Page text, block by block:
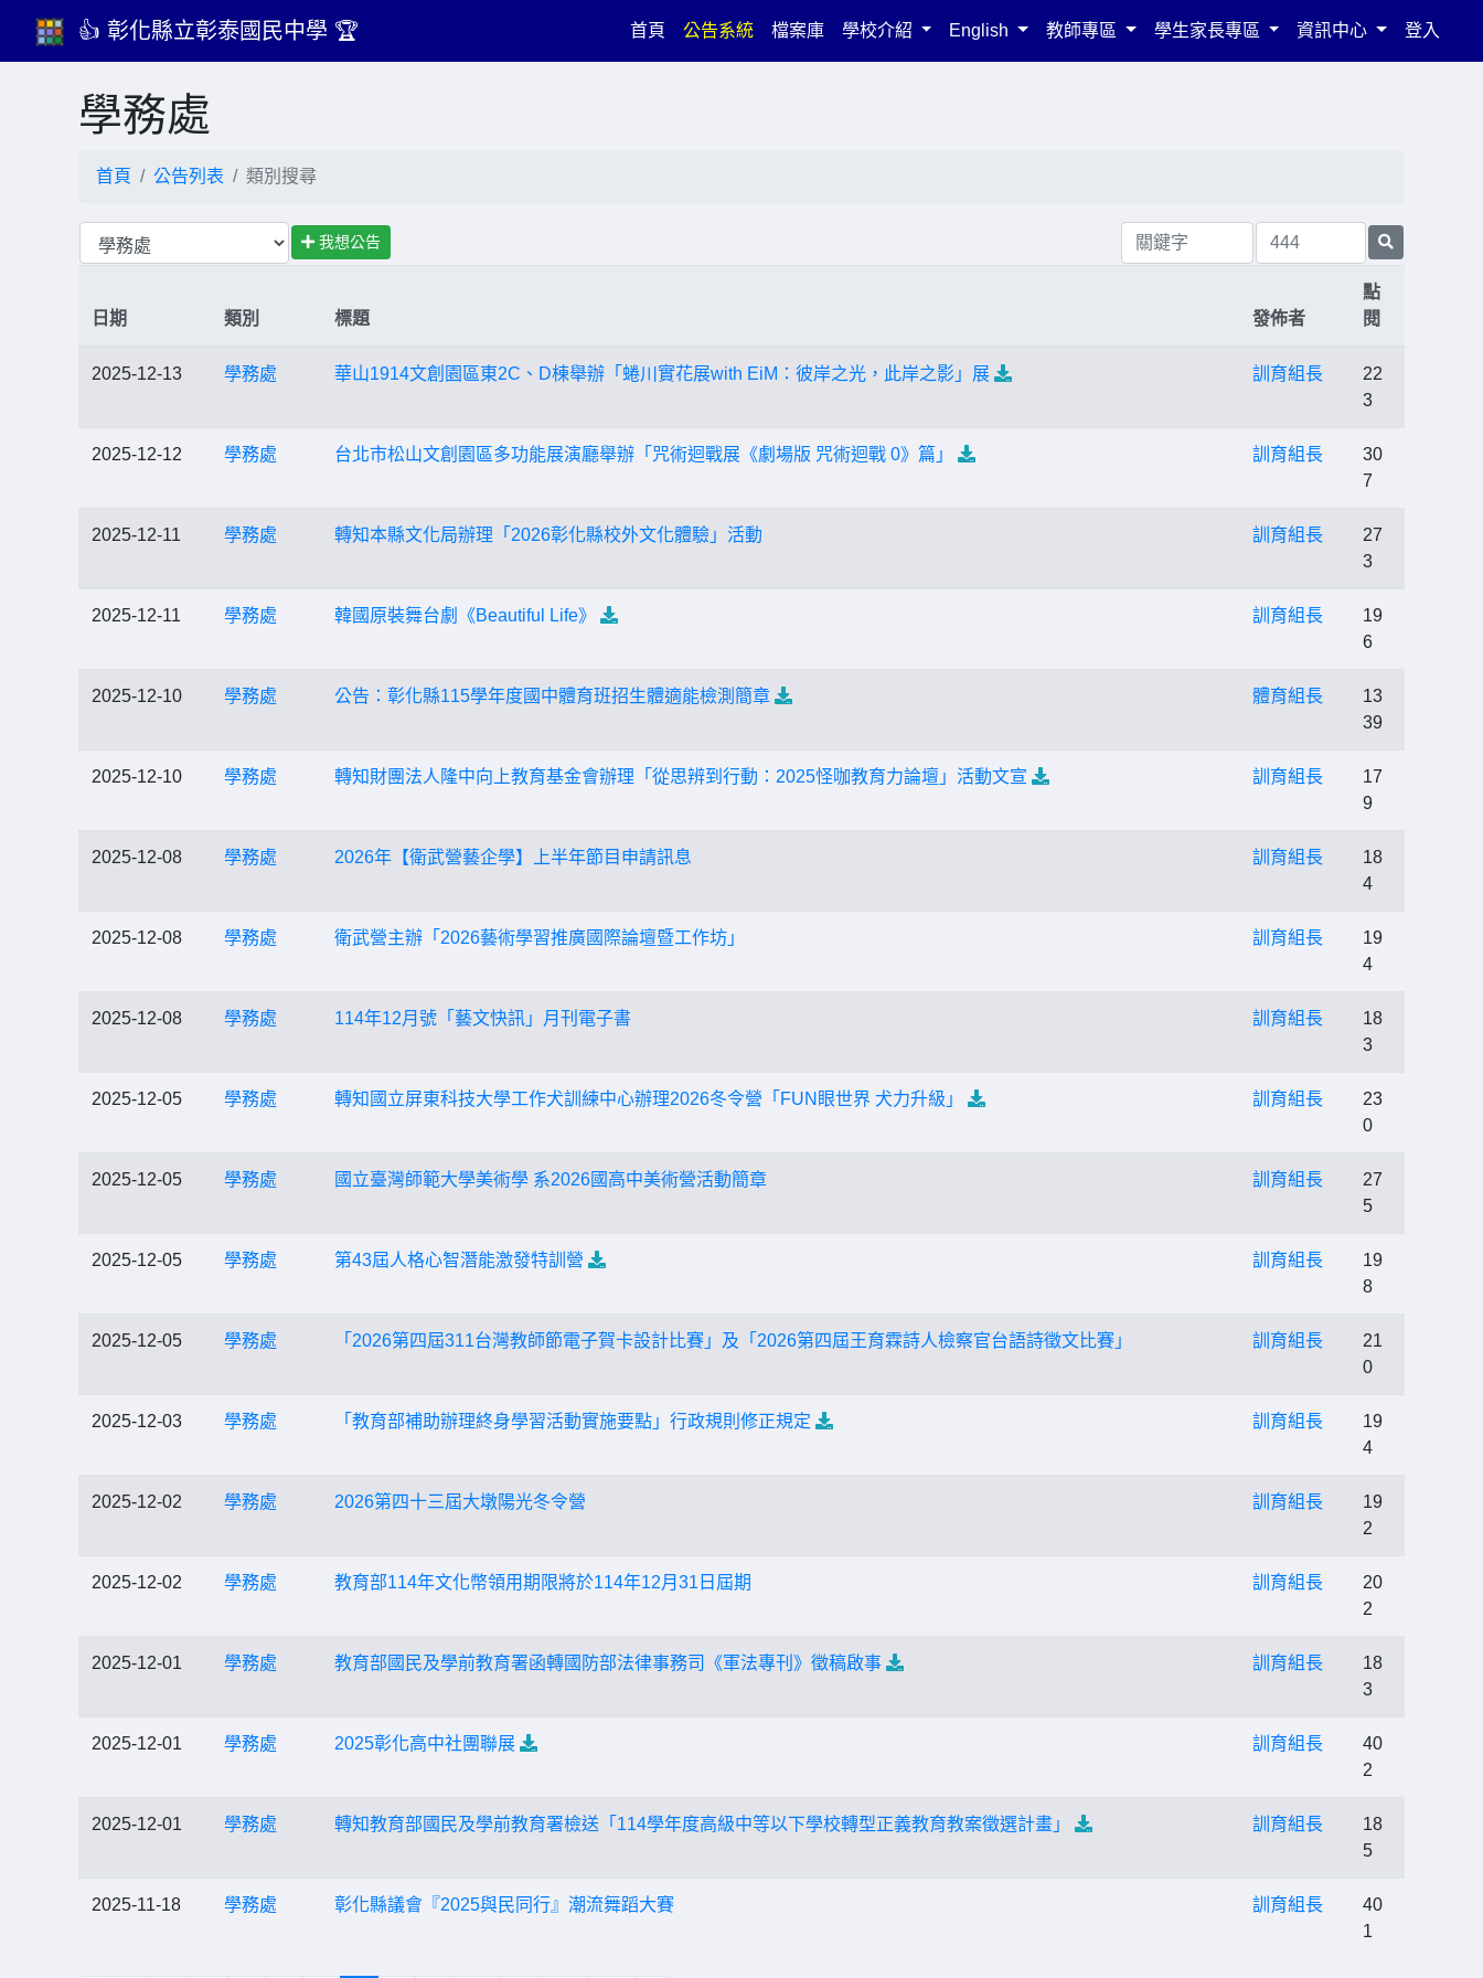
👍 彰化縣立彰泰國民中學 🏆 首頁(current)
公告系統 檔案庫 學校介紹 English 教師專區 學生家長專區 資訊中心 登入
學務處
首頁 公告列表 類別搜尋
我想公告
日期 類別 標題 發佈者
點
閱
2025-12-13 學務處 華山1914文創園區東2C、D棟舉辦「蜷川實花展with EiM：彼岸之光，此岸之影」展 訓育組長
22
3
2025-12-12 學務處 台北市松山文創園區多功能展演廳舉辦「咒術迴戰展《劇場版 咒術迴戰 0》篇」 訓育組長
30
7
2025-12-11 學務處 轉知本縣文化局辦理「2026彰化縣校外文化體驗」活動 訓育組長
27
3
2025-12-11 學務處 韓國原裝舞台劇《Beautiful Life》 訓育組長
19
6
2025-12-10 學務處 公告：彰化縣115學年度國中體育班招生體適能檢測簡章 體育組長
13
39
2025-12-10 學務處 轉知財團法人隆中向上教育基金會辦理「從思辨到行動：2025怪咖教育力論壇」活動文宣 訓育組長
17
9
2025-12-08 學務處 2026年【衛武營藝企學】上半年節目申請訊息 訓育組長
18
4
2025-12-08 學務處 衛武營主辦「2026藝術學習推廣國際論壇暨工作坊」 訓育組長
19
4
2025-12-08 學務處 114年12月號「藝文快訊」月刊電子書 訓育組長
18
3
2025-12-05 學務處 轉知國立屏東科技大學工作犬訓練中心辦理2026冬令營「FUN眼世界 犬力升級」 訓育組長
23
0
2025-12-05 學務處 國立臺灣師範大學美術學 系2026國高中美術營活動簡章 訓育組長
27
5
2025-12-05 學務處 第43屆人格心智潛能激發特訓營 訓育組長
19
8
2025-12-05 學務處 「2026第四屆311台灣教師節電子賀卡設計比賽」及「2026第四屆王育霖詩人檢察官台語詩徵文比賽」 訓育組長
21
0
2025-12-03 學務處 「教育部補助辦理終身學習活動實施要點」行政規則修正規定 訓育組長
19
4
2025-12-02 學務處 2026第四十三屆大墩陽光冬令營 訓育組長
19
2
2025-12-02 學務處 教育部114年文化幣領用期限將於114年12月31日屆期 訓育組長
20
2
2025-12-01 學務處 教育部國民及學前教育署函轉國防部法律事務司《軍法專刊》徵稿啟事 訓育組長
18
3
2025-12-01 學務處 2025彰化高中社團聯展 訓育組長
40
2
2025-12-01 學務處 轉知教育部國民及學前教育署檢送「114學年度高級中等以下學校轉型正義教育教案徵選計畫」 訓育組長
18
5
2025-11-18 學務處 彰化縣議會『2025與民同行』潮流舞蹈大賽 訓育組長
40
1